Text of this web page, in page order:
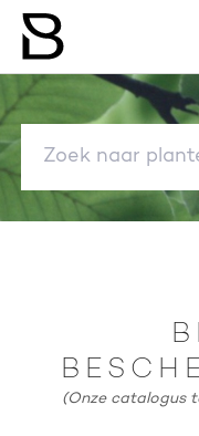
(Onze catalogus